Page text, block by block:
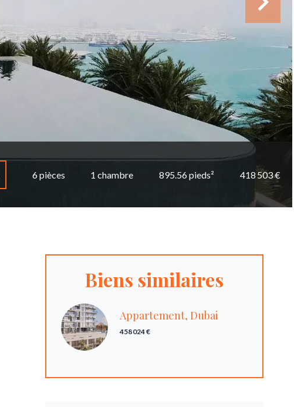
6 pièces 1 chambre 895.56 pieds² 418 503 €
Biens similaires
Appartement, Dubai
458 024 €